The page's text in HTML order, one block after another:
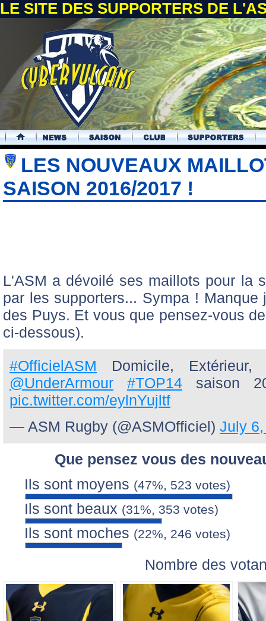
LE SITE DES SUPPORTERS DE
.
LES NOUVEAUX
SAISON 2016/2017 !
L'ASM a dévoilé ses maillots pour la
par les supporters... Sympa !
des Puys. Et vous que pensez-vous
ci-dessous).
#OfficielASM Domicile,
@UnderArmour
#TOP14 saison
pic.twitter.com/eylnYujltf
— ASM Rugby (@ASMOfficiel) July
Que pensez vous des
Ils sont moyens (47%, 523 votes)
Ils sont beaux (31%, 353 votes)
Ils sont moches (22%, 246 votes)
Nombre des